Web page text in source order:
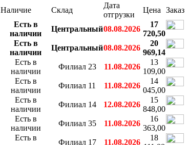
Наличие Склад
Дата
отгрузки
Цена Заказ
Есть в
наличии
Центральный08.08.2026
17
720,50
Есть в
наличии
Центральный08.08.2026
20
969,14
Есть в
наличии
Филиал 23 11.08.2026
13
109,00
Есть в
наличии
Филиал 11 11.08.2026
14
045,00
Есть в
наличии
Филиал 14 12.08.2026
15
848,00
Есть в
наличии
Филиал 35 11.08.2026
16
363,00
Есть в
Филиал 17 11.08.2026
18